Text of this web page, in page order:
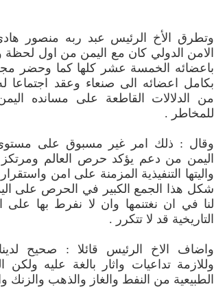
وتطرق الأخ الرئيس عبد ربه منصور
الامن الدولي كان مع اليمن من اول لحظة
باعضائه الخمسة عشر كلها كما وحضر
بكامل اعضائه الى صنعاء وعقد اجتماعا
من الدلالات القاطعة على مسانده
للمخاطر .
وقال : ذلك امر غير مسبوق على مستوى
اليمن من دعم يؤكد حرص العالم ومرتكز
واليتها التنفيذية المزمنة على امن
شكل هذا الجمع الكبير في الحرص على
لنا في ان نغتنمها وان لا نفرط بها
التاريخية قد لا تتكرر .
واضاف الاخ الرئيس قائلا : صحيح
وللازمة تداعيات واثار بالغة عليه ولكن
الطبيعية من النفط والغاز والذهب والزنك